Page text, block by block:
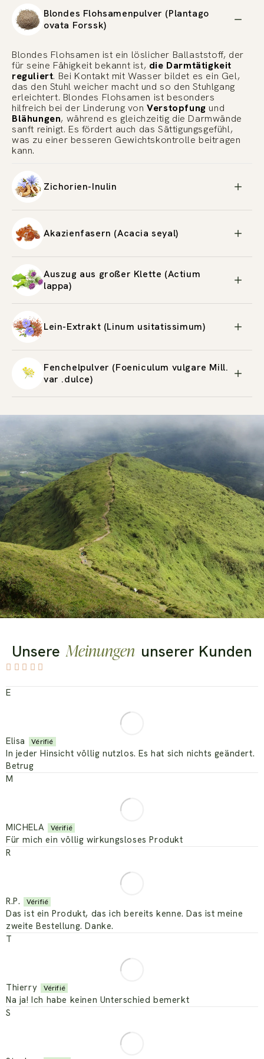
Blondes Flohsamenpulver (Plantago
ovata Forssk)
Blondes Flohsamen ist ein löslicher Ballaststoff, der
für seine Fähigkeit bekannt ist, die Darmtätigkeit
reguliert. Bei Kontakt mit Wasser bildet es ein Gel,
das den Stuhl weicher macht und so den Stuhlgang
erleichtert. Blondes Flohsamen ist besonders
hilfreich bei der Linderung vonVerstopfung und
Blähungen, während es gleichzeitig die Darmwände
sanft reinigt. Es fördert auch das Sättigungsgefühl,
was zu einer besseren Gewichtskontrolle beitragen
kann.
Zichorien-Inulin
Akazienfasern (Acacia seyal)
Auszug aus großer Klette (Actium
lappa)
Lein-Extrakt (Linum usitatissimum)
Fenchelpulver (Foeniculum vulgare Mill.
var .dulce)
Unsere Meinungen unserer Kunden
E
Elisa
In jeder Hinsicht völlig nutzlos. Es hat sich nichts geändert.
Betrug
M
MICHELA
Für mich ein völlig wirkungsloses Produkt
R
R.P.
Das ist ein Produkt, das ich bereits kenne. Das ist meine
zweite Bestellung. Danke.
T
Thierry
Na ja! Ich habe keinen Unterschied bemerkt
S